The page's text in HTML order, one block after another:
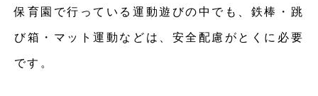
保育園で行っている運動遊びの中でも、鉄棒・跳
び箱・マット運動などは、安全配慮がとくに必要
です。